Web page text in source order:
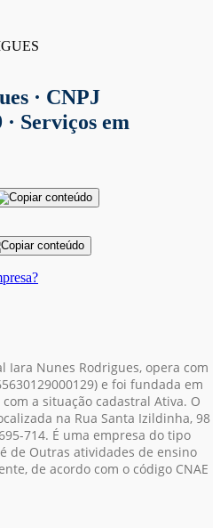
· CNPJ
· Serviços em
Iara Nunes Rodrigues, opera com
e foi fundada em
a situação cadastral Ativa. O
na Rua Santa Izildinha, 98
714. É uma empresa do tipo
de Outras atividades de ensino
de acordo com o código CNAE